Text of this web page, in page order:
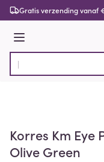
Ga naar de inhoud
Gratis verzending vanaf
Menu
Product, merk,
Korres Km Eye
Olive Green